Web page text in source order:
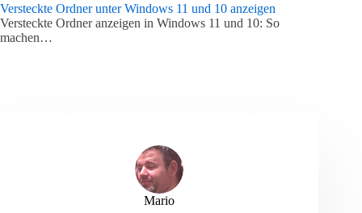
Versteckte Ordner unter Windows 11 und 10 anzeigen
Versteckte Ordner anzeigen in Windows 11 und 10: So
machen…
Mario